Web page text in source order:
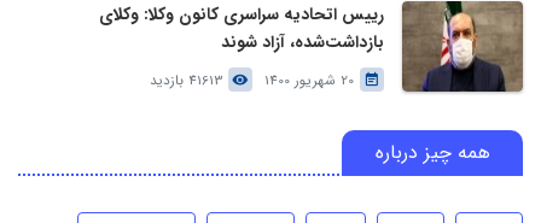
رییس اتحادیه سراسری کانون وکلا: وکلای
بازداشت‌شده، آزاد شوند
20 شهریور 1400 41613 بازدید
همه چیز درباره